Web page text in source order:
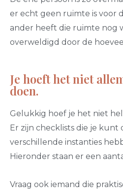
er echt geen ruimte is voor
ander heeft die ruimte nog
overweldigd door de
Je hoeft het niet
doen.
Gelukkig hoef je het niet
Er zijn checklists die je kunt
verschillende instanties
Hieronder staan er een
Vraag ook iemand die